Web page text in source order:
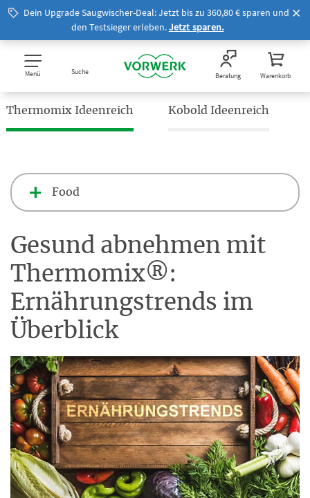
Dein Upgrade Saugwischer-Deal: Jetzt bis zu 360,80 € sparen und
den Testsieger erleben.Jetzt sparen.
Menü Suche Beratung Warenkorb
Thermomix Ideenreich Kobold Ideenreich
Food
Gesund abnehmen mit
Thermomix®:
Ernährungstrends im
Überblick